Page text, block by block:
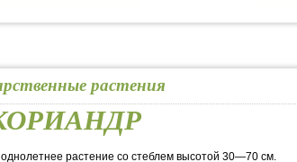
растения
растение со стеблем высотой 30—70 см.